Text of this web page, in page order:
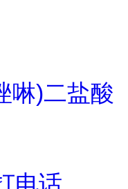
啉)二盐酸
电话